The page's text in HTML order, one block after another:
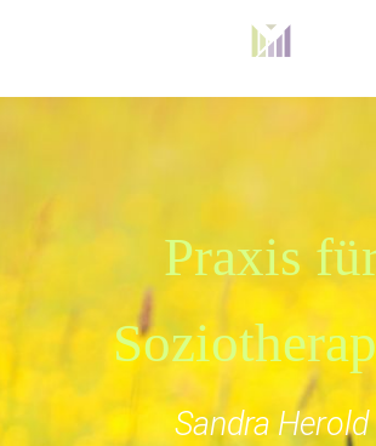
Praxis
Sandra Herold